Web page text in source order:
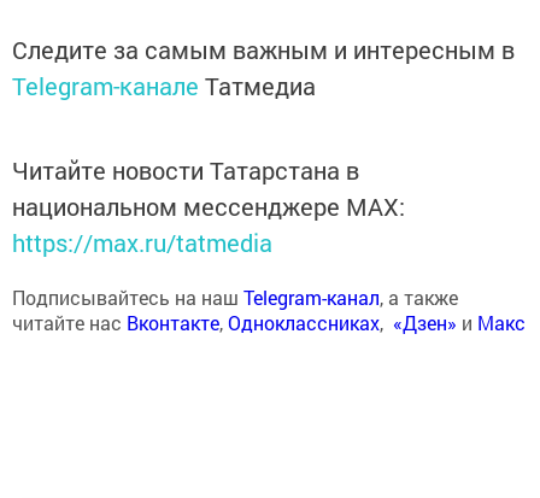
Следите за самым важным и интересным в
Telegram-канале Татмедиа
Читайте новости Татарстана в
национальном мессенджере MАХ:
https://max.ru/tatmedia
Подписывайтесь на наш Telegram-канал, а также
читайте нас Вконтакте,Одноклассниках, «Дзен» и Макс